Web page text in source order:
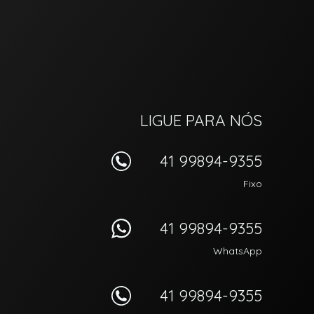
LIGUE PARA NÓS
41 99894-9355
Fixo
41 99894-9355
WhatsApp
41 99894-9355